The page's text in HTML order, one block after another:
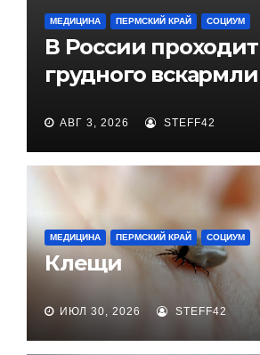
МЕДИЦИНА ПЕРМСКИЙ КРАЙ СОЦИУМ
В России
грудного
АВГ 3, 2026 STEFF42
МЕДИЦИНА ПЕРМСКИЙ КРАЙ СОЦИУМ
Клещи
ИЮЛ 30, 2026 STEFF42
ПЕРМСКИЙ КРАЙ СОЦИУМ